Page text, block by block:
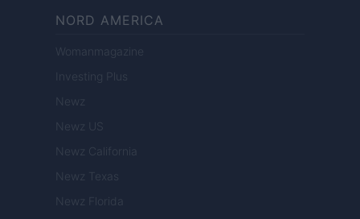
NORD AMERICA
Womanmagazine
Investing Plus
Newz
Newz US
Newz California
Newz Texas
Newz Florida